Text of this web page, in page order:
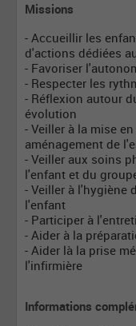
Missions
- Accueillir les
d'actions dédiées
- Favoriser
- Respecter les
- Réflexion autour
évolution
- Veiller à la mise
aménagement de
- Veiller aux soins
l'enfant et du
- Veiller à l'hygiène
l'enfant
- Participer à
- Aider à la
- Aider là la prise
l'infirmière
Informations